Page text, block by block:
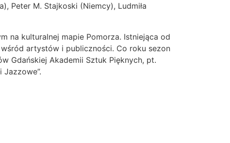
Peter M. Stajkoski (Niemcy), Ludmiła
na kulturalnej mapie Pomorza. Istniejąca od
artystów i publiczności. Co roku sezon
Gdańskiej Akademii Sztuk Pięknych, pt.
Jazzowe”.